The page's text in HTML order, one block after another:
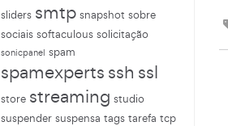
sliders smtp snapshot sobre
sociais softaculous solicitação
sonicpanel spam
spamexperts ssh ssl
store streaming studio
suspender suspensa tags tarefa tcp